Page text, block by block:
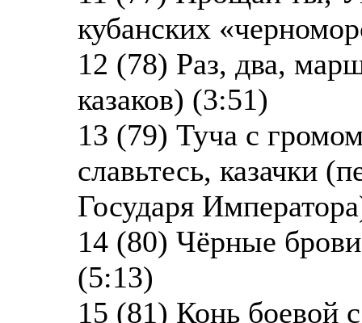
кубанских
12 (78) Раз, два,
казаков) (3:51)
13 (79) Туча с
славьтесь, казачки
Государя
14 (80) Чёрные
(5:13)
15 (81) Конь боевой